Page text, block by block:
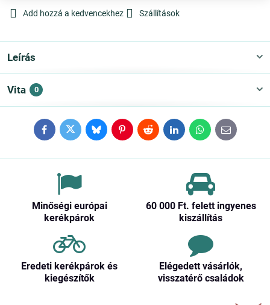
Add hozzá a kedvencekhez Szállítások
Leírás
Vita 0
FacebookTwitterBlueskyPinterestRedditLinkedInWhatsApp
E-
mail
Minőségi európai
kerékpárok
60 000 Ft​. felett ingyenes
kiszállítás
Eredeti kerékpárok és
kiegészítők
Elégedett vásárlók,
visszatérő családok